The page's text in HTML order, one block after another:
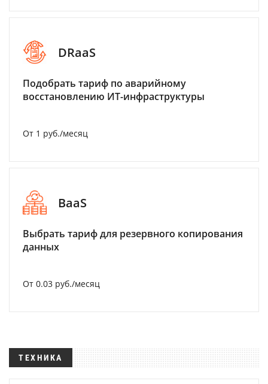
DRaaS
Подобрать тариф по аварийному
восстановлению ИТ-инфраструктуры
От 1 руб./месяц
BaaS
Выбрать тариф для резервного копирования
данных
От 0.03 руб./месяц
ТЕХНИКА